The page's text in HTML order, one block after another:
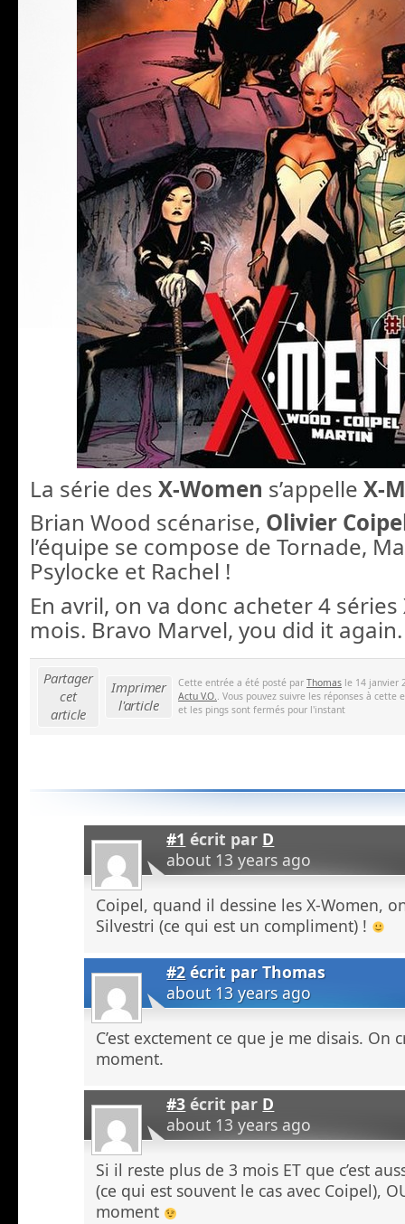
La série des X-Women s’appelle X-
Brian Wood scénarise, Olivier
l’équipe se compose de Tornade,
Psylocke et Rachel !
En avril, on va donc acheter 4
mois. Bravo Marvel, you did it again.
Partager
cet
article
Imprimer
l'article
Cette entrée a été posté par Thomas le 14 janvier
Actu V.O.
. Vous pouvez suivre les réponses à cette
et les pings sont fermés pour l'instant
#1 écrit par D
about 13 years ago
Coipel, quand il dessine les X-Women,
Silvestri (ce qui est un compliment) !
#2 écrit parThomas
about 13 years ago
C’est exctement ce que je me disais.
moment.
#3 écrit par D
about 13 years ago
Si il reste plus de 3 mois ET que c’est
(ce qui est souvent le cas avec Coipel),
moment